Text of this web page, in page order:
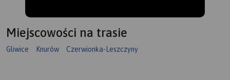
Miejscowości na trasie
Gliwice Knurów Czerwionka-Leszczyny